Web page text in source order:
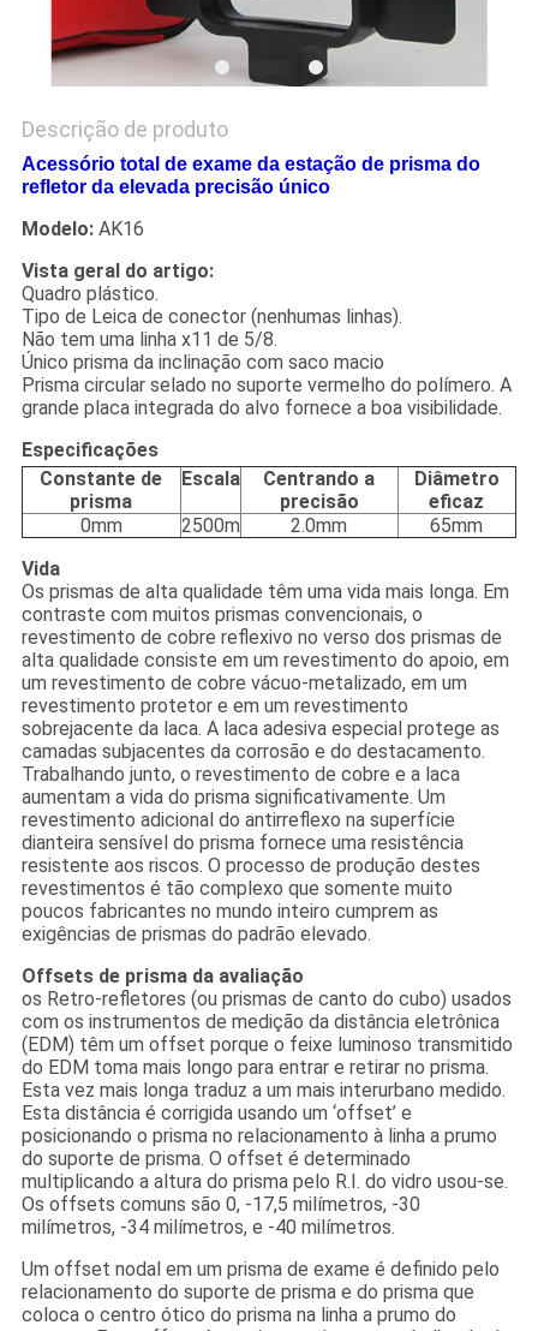
Descrição de produto
Acessório total de exame da estação de prisma do
refletor da elevada precisão único
Modelo:AK16
Vista geral do artigo:
Quadro plástico.
Tipo de Leica de conector (nenhumas linhas).
Não tem uma linha x11 de 5/8.
Único prisma da inclinação com saco macio
Prisma circular selado no suporte vermelho do polímero. A
grande placa integrada do alvo fornece a boa visibilidade.
Especificações
Constante de
prisma
Escala
Centrando a
precisão
Diâmetro
eficaz
0mm
2500m 2.0mm
65mm
Vida
Os prismas de alta qualidade têm uma vida mais longa. Em
contraste com muitos prismas convencionais, o
revestimento de cobre reflexivo no verso dos prismas de
alta qualidade consiste em um revestimento do apoio, em
um revestimento de cobre vácuo-metalizado, em um
revestimento protetor e em um revestimento
sobrejacente da laca. A laca adesiva especial protege as
camadas subjacentes da corrosão e do destacamento.
Trabalhando junto, o revestimento de cobre e a laca
aumentam a vida do prisma significativamente. Um
revestimento adicional do antirreflexo na superfície
dianteira sensível do prisma fornece uma resistência
resistente aos riscos. O processo de produção destes
revestimentos é tão complexo que somente muito
poucos fabricantes no mundo inteiro cumprem as
exigências de prismas do padrão elevado.
Offsets de prisma da avaliação
os Retro-refletores (ou prismas de canto do cubo) usados
com os instrumentos de medição da distância eletrônica
(EDM) têm um offset porque o feixe luminoso transmitido
do EDM toma mais longo para entrar e retirar no prisma.
Esta vez mais longa traduz a um mais interurbano medido.
Esta distância é corrigida usando um ‘offset’ e
posicionando o prisma no relacionamento à linha a prumo
do suporte de prisma. O offset é determinado
multiplicando a altura do prisma pelo R.I. do vidro usou-se.
Os offsets comuns são 0, -17,5 milímetros, -30
milímetros, -34 milímetros, e -40 milímetros.
Um offset nodal em um prisma de exame é definido pelo
relacionamento do suporte de prisma e do prisma que
coloca o centro ótico do prisma na linha a prumo do